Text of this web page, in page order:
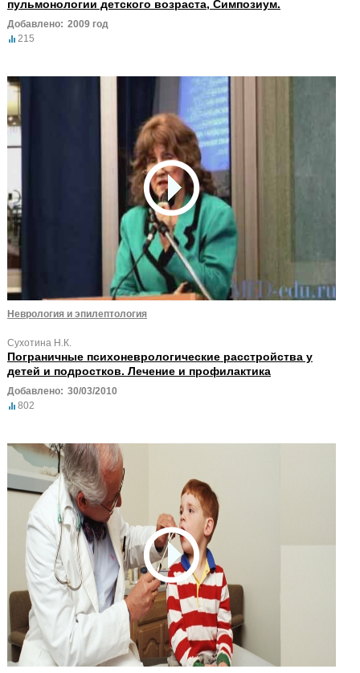
пульмонологии детского возраста, Симпозиум.
Добавлено: 2009 год
215
Неврология и эпилептология
Сухотина Н.К.
Пограничные психоневрологические расстройства у
детей и подростков. Лечение и профилактика
Добавлено: 30/03/2010
802